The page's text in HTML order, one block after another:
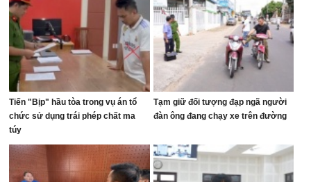
Tiến "Bịp" hầu tòa trong vụ án tổ
chức sử dụng trái phép chất ma
túy
Tạm giữ đối tượng đạp ngã người
đàn ông đang chạy xe trên đường